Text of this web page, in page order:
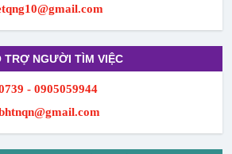
TRỢ NGƯỜI TÌM VIỆC
- 0905059944